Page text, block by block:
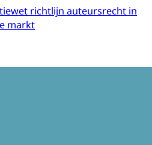
richtlijn auteursrecht in
markt